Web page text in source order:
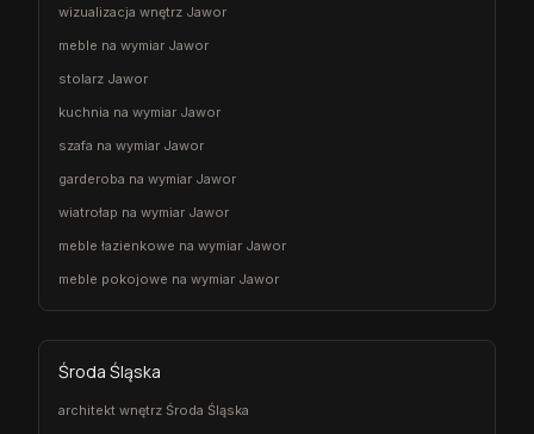
wizualizacja wnętrz Jawor
meble na wymiar Jawor
stolarz Jawor
kuchnia na wymiar Jawor
szafa na wymiar Jawor
garderoba na wymiar Jawor
wiatrołap na wymiar Jawor
meble łazienkowe na wymiar Jawor
meble pokojowe na wymiar Jawor
Środa Śląska
architekt wnętrz Środa Śląska